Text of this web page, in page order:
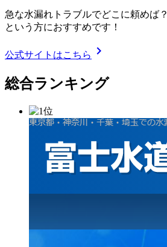
急な水漏れトラブルでどこに頼めば？
という方におすすめです！
公式サイトはこちら chevron_right
総合ランキング